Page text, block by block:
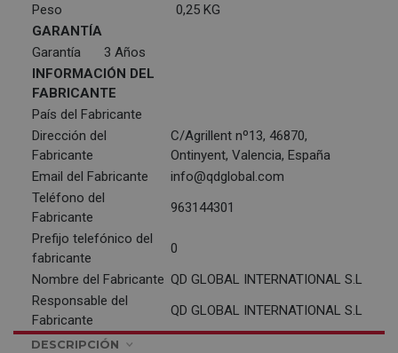
Peso
0,25 KG
GARANTÍA
Garantía
3 Años
INFORMACIÓN DEL
FABRICANTE
País del Fabricante
Dirección del
Fabricante
C/Agrillent nº13, 46870,
Ontinyent, Valencia, España
Email del Fabricante
info@qdglobal.com
Teléfono del
Fabricante
963144301
Prefijo telefónico del
fabricante
0
Nombre del Fabricante QD GLOBAL INTERNATIONAL S.L
Responsable del
Fabricante
QD GLOBAL INTERNATIONAL S.L
DESCRIPCIÓN